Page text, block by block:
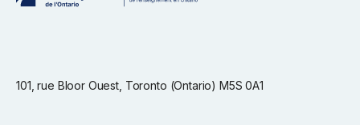
101, rue Bloor Ouest, Toronto (Ontario) M5S 0A1